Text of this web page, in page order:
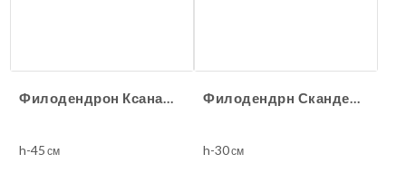
Филодендрон Ксанаду куст
h-45 см
Филодендрн Сканденс
h-30см